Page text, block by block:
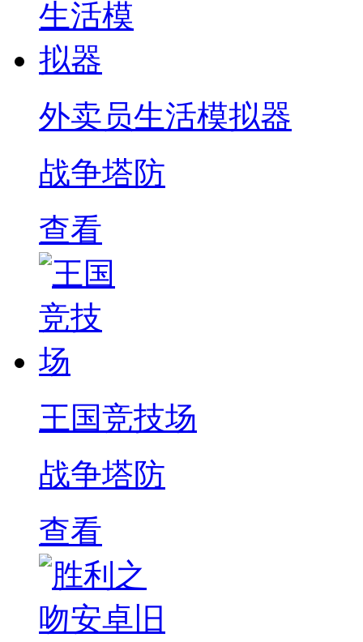
外卖员生活模拟器
战争塔防
查看
王国竞技场
战争塔防
查看